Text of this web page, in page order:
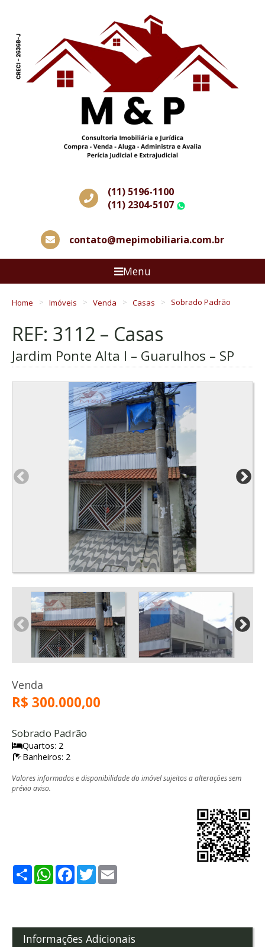
(11) 5196-1100
(11) 2304-5107
contato@mepimobiliaria.com.br
Menu
Home Imóveis Venda Casas Sobrado Padrão
REF: 3112 – Casas
Jardim Ponte Alta I – Guarulhos – SP
Venda
R$ 300.000,00
Sobrado Padrão
Quartos: 2
Banheiros: 2
Valores informados e disponibilidade do imóvel sujeitos a alterações sem
prévio aviso.
ShareWhatsApp
Facebook
Twitter
Informações Adicionais